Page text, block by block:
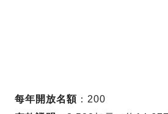
每年開放名額 ：200